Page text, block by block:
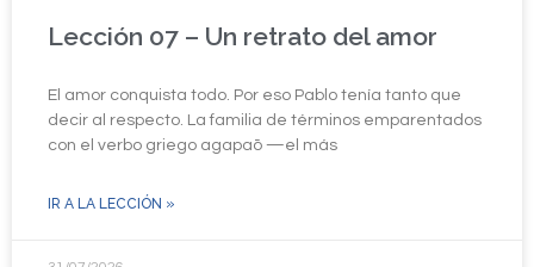
Lección 07 – Un retrato del amor
El amor conquista todo. Por eso Pablo tenía tanto que
decir al respecto. La familia de términos emparentados
con el verbo griego agapaō —el más
IR A LA LECCIÓN »